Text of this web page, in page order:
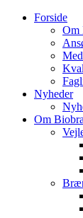
Forside
Om
Nyheder
Om